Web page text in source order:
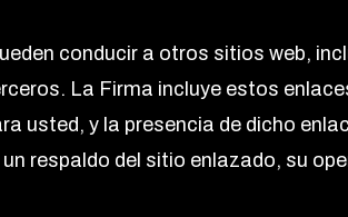
conducir a otros sitios web,
La Firma incluye estos
usted, y la presencia de dicho
respaldo del sitio enlazado, su